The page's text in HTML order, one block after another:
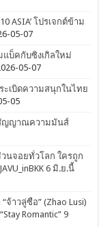
ASIA’ โปรเจกต์ข้าม
05-07
แบ็คกับซิงเกิลใหม่
05-07
ะเบิดความสนุกในไทย
05
สัญญาณความมันส์
วนจอยทั่วโลก ใครถูก
6 มิ.ย.นี้
าวลู่ซือ” (Zhao Lusi)
Romantic” 9